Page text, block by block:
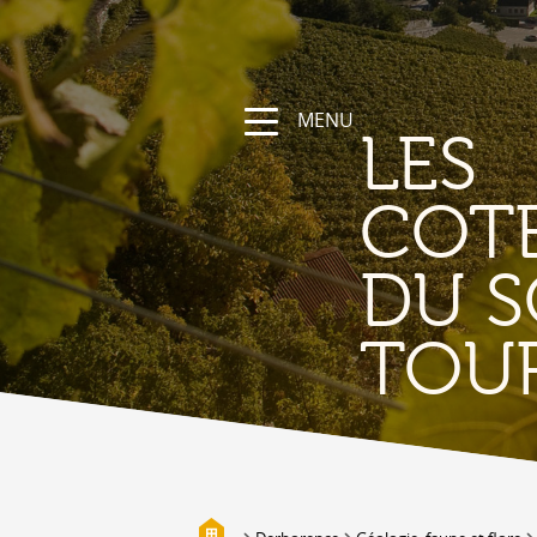
NATUR
Die Region
Wandern und Sportwege
Das Wallis mit Fahrrad und
Mountainbike
Biotope
MENU
LES
DU